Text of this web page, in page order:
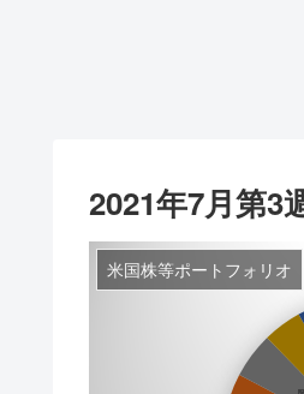
2021年7月第
米国株等ポートフォリオ